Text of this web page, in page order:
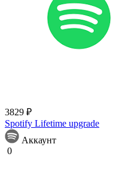
3829 ₽
Spotify Lifetime upgrade
Аккаунт
0